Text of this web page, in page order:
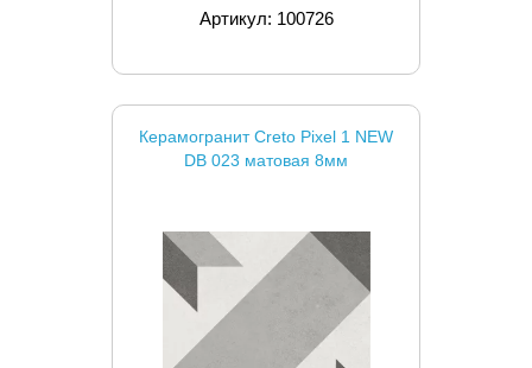
Артикул: 100726
Керамогранит Creto Pixel 1 NEW
DB 023 матовая 8мм